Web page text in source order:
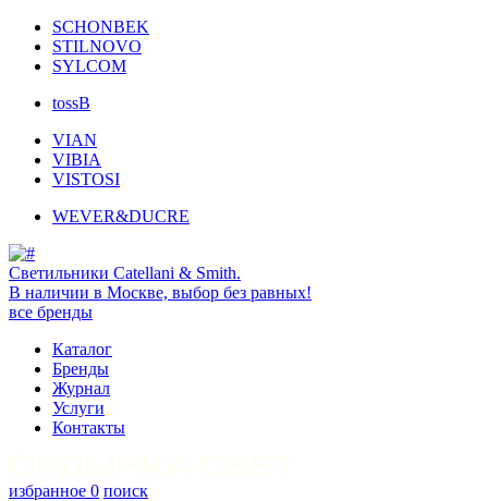
SCHONBEK
STILNOVO
SYLCOM
tossB
VIAN
VIBIA
VISTOSI
WEVER&DUCRE
Светильники Catellani & Smith.
В наличии в Москве, выбор без равных!
все бренды
Каталог
Бренды
Журнал
Услуги
Контакты
избранное 0 поиск